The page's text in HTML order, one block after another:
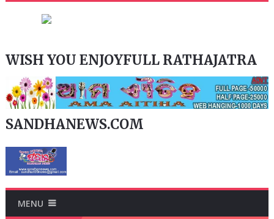
WISH YOU ENJOYFULL RATHAJATRA
SANDHANEWS.COM
MENU